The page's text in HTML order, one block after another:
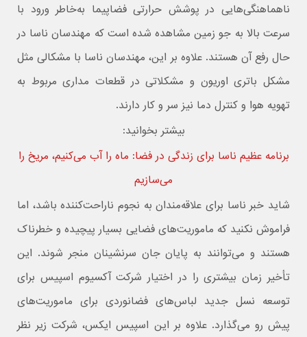
ناهماهنگی‌هایی در پوشش حرارتی فضاپیما به‌خاطر ورود با
سرعت بالا به جو زمین مشاهده شده است که مهندسان ناسا در
حال رفع آن هستند. علاوه بر این، مهندسان ناسا با مشکالی مثل
مشکل باتری اوریون و مشکلاتی در قطعات مداری مربوط به
تهویه هوا و کنترل دما نیز سر و کار دارند.
بیشتر بخوانید:
برنامه عظیم ناسا برای زندگی در فضا: ماه را آب می‌کنیم، مریخ را
می‌سازیم
شاید خبر ناسا برای علاقه‌مندان به نجوم ناراحت‌کننده باشد، اما
فراموش نکنید که ماموریت‌های فضایی بسیار پیچیده و خطرناک
هستند و می‌توانند به پایان جان سرنشینان منجر شوند. این
تأخیر زمان بیشتری را در اختیار شرکت آکسیوم اسپیس برای
توسعه نسل جدید لباس‌های فضانوردی برای ماموریت‌های
پیش رو می‌گذارد. علاوه بر این اسپیس ایکس، شرکت زیر نظر